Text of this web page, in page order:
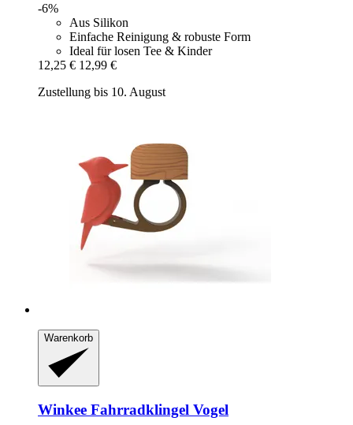
-6%
Aus Silikon
Einfache Reinigung & robuste Form
Ideal für losen Tee & Kinder
12,25 € 12,99 €
Zustellung bis 10. August
Warenkorb
Winkee Fahrradklingel Vogel